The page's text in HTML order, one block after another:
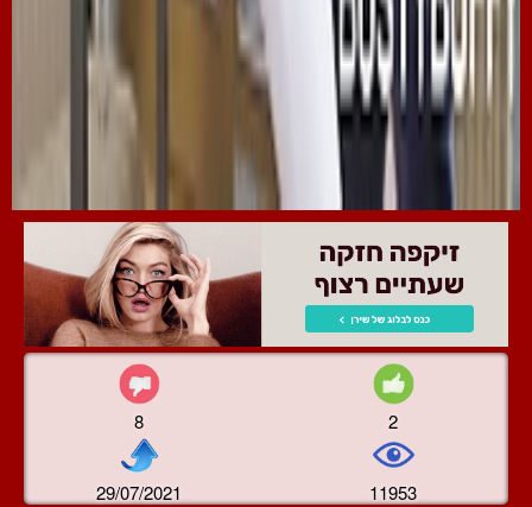
8 2
29/07/2021 11953